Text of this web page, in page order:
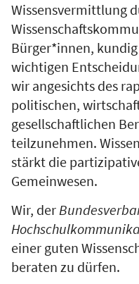
Wissensvermittlung
Bürger*innen,
wichtigen
wir angesichts des
politischen,
gesellschaftlichen
teilzunehmen.
stärkt die
Gemeinwesen.
Wir, der
einer guten
beraten zu dürfen.